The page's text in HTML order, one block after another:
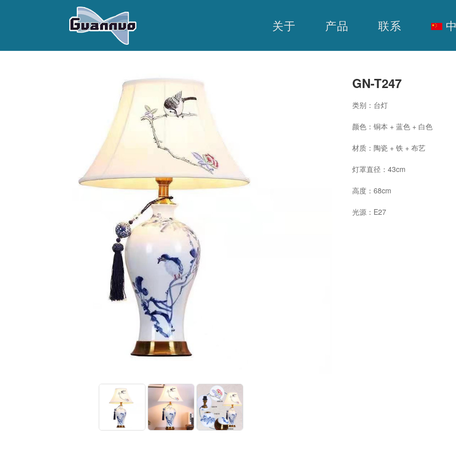
关于 产品 联系
GN-T247
类别：台灯
颜色：铜本 + 蓝色 + 白色
材质：陶瓷 + 铁 + 布艺
灯罩直径：43cm
高度：68cm
光源：E27